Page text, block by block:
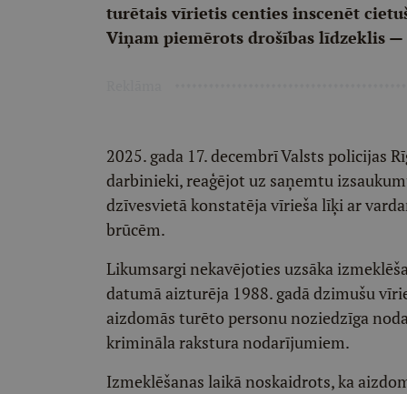
turētais vīrietis centies inscenēt
Viņam piemērots drošības līdzeklis
2025. gada 17. decembrī Valsts policijas
darbinieki, reaģējot uz saņemtu
dzīvesvietā konstatēja vīrieša līķi ar
brūcēm.
Likumsargi nekavējoties uzsāka
datumā aizturēja 1988. gadā dzimušu
aizdomās turēto personu noziedzīga
krimināla rakstura nodarījumiem.
Izmeklēšanas laikā noskaidrots, ka